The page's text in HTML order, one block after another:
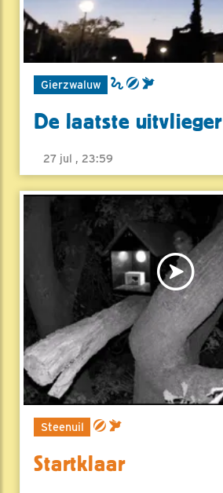
Gierzwaluw
De laatste uitvlieger
27 jul , 23:59
Steenuil
Startklaar